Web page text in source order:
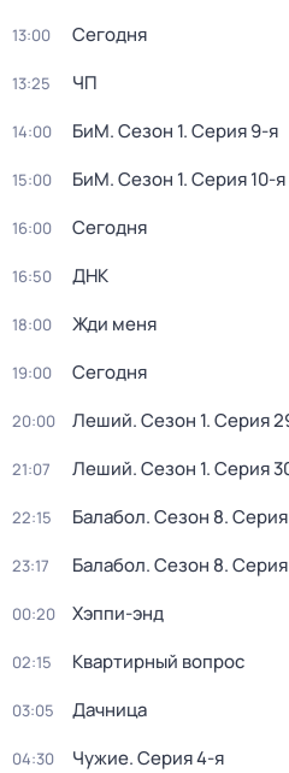
13:00 Сегодня
13:25 ЧП
14:00 БиМ. Сезон 1. Серия 9-я
15:00 БиМ. Сезон 1. Серия 10-я
16:00 Сегодня
16:50 ДНК
18:00 Жди меня
19:00 Сегодня
20:00 Леший. Сезон 1. Серия
21:07 Леший. Сезон 1. Серия
22:15 Балабол. Сезон 8.
23:17 Балабол. Сезон 8.
00:20 Хэппи-энд
02:15 Квартирный вопрос
03:05 Дачница
04:30 Чужие. Серия 4-я